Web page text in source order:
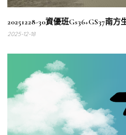
20251228-30資優班Gs36+GS37南
2025-12-18